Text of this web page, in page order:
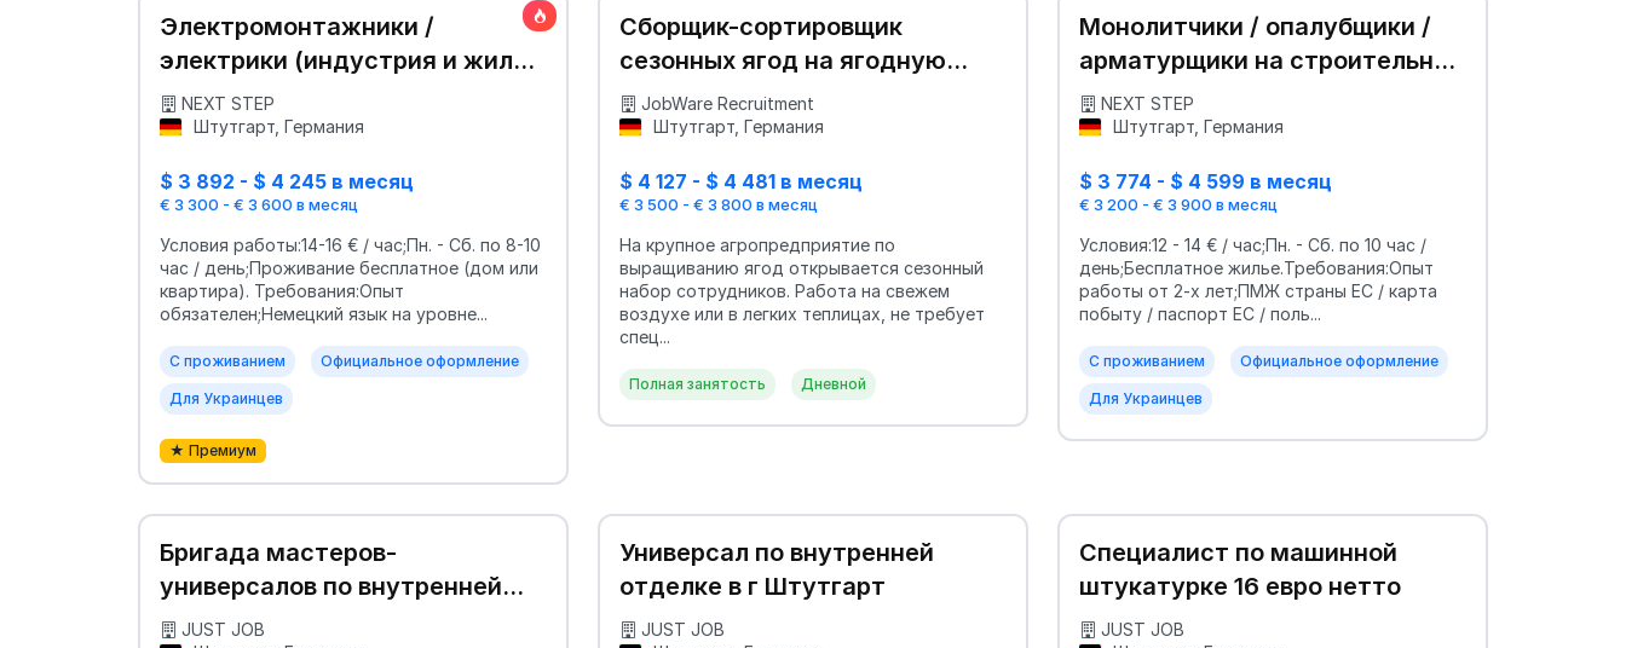
Электромонтажники /
электрики (индустрия и жилые
объекты)
NEXT STEP
Штутгарт, Германия
$ 3 892 - $ 4 245 в месяц
€ 3 300 - € 3 600 в месяц
Условия работы:14-16 € / час;Пн. - Сб. по 8-10
час / день;Проживание бесплатное (дом или
квартира). Требования:Опыт
обязателен;Немецкий язык на уровне...
С проживанием Официальное оформление
Для Украинцев
★ Премиум
Сборщик-сортировщик
сезонных ягод на ягодную
ферму (до 3800 €)
JobWare Recruitment
Штутгарт, Германия
$ 4 127 - $ 4 481 в месяц
€ 3 500 - € 3 800 в месяц
На крупное агропредприятие по
выращиванию ягод открывается сезонный
набор сотрудников. Работа на свежем
воздухе или в легких теплицах, не требует
спец...
Полная занятость Дневной
Монолитчики / опалубщики /
арматурщики на строительные
объекты Германии, Бельгии
NEXT STEP
Штутгарт, Германия
$ 3 774 - $ 4 599 в месяц
€ 3 200 - € 3 900 в месяц
Условия:12 - 14 € / час;Пн. - Сб. по 10 час /
день;Бесплатное жилье.Требования:Опыт
работы от 2-х лет;ПМЖ страны ЕС / карта
побыту / паспорт ЕС / поль...
С проживанием Официальное оформление
Для Украинцев
Бригада мастеров-
универсалов по внутренней
отделке (3 человека)
JUST JOB
Универсал по внутренней
отделке в г Штутгарт
JUST JOB
Специалист по машинной
штукатурке 16 евро нетто
JUST JOB